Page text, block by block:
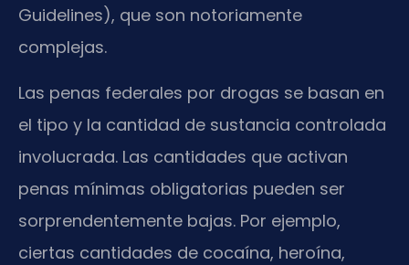
Guidelines), que son notoriamente
complejas.
Las penas federales por drogas se basan en
el tipo y la cantidad de sustancia controlada
involucrada. Las cantidades que activan
penas mínimas obligatorias pueden ser
sorprendentemente bajas. Por ejemplo,
ciertas cantidades de cocaína, heroína,